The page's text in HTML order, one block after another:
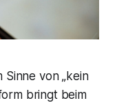
Sinne von „kein
bringt beim